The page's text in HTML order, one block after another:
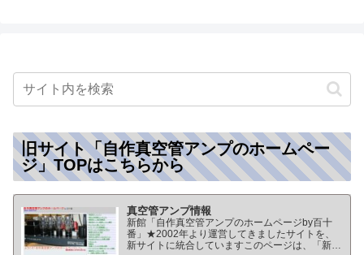
旧サイト「自作真空管アンプのホームペー
ジ」TOPはこちらから
真空管アンプ情報
新館「自作真空管アンプのホームページby百十
番」★2002年より運営してきましたサイトを、
新サイトに統合していますこのページは、「新